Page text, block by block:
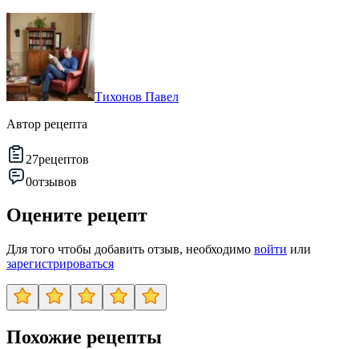
Тихонов Павел
Автор рецепта
27рецептов
0отзывов
Оцените рецепт
Для того чтобы добавить отзыв, необходимо войти или
зарегистрироваться
Похожие рецепты